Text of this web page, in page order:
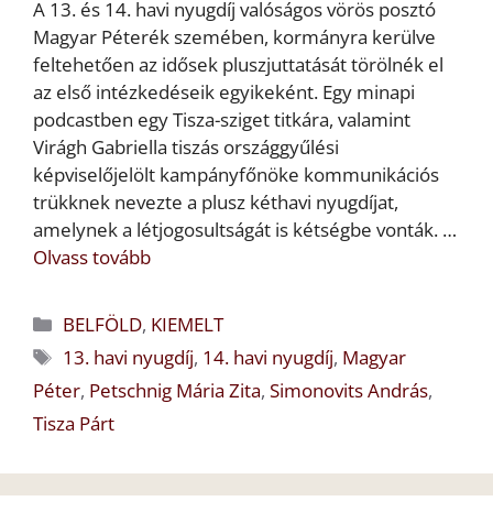
A 13. és 14. havi nyugdíj valóságos vörös posztó
Magyar Péterék szemében, kormányra kerülve
feltehetően az idősek pluszjuttatását törölnék el
az első intézkedéseik egyikeként. Egy minapi
podcastben egy Tisza-sziget titkára, valamint
Virágh Gabriella tiszás országgyűlési
képviselőjelölt kampányfőnöke kommunikációs
trükknek nevezte a plusz kéthavi nyugdíjat,
amelynek a létjogosultságát is kétségbe vonták. …
Olvass tovább
Kategória
BELFÖLD, KIEMELT
Címkék
13. havi nyugdíj, 14. havi nyugdíj, Magyar
Péter, Petschnig Mária Zita, Simonovits András,
Tisza Párt